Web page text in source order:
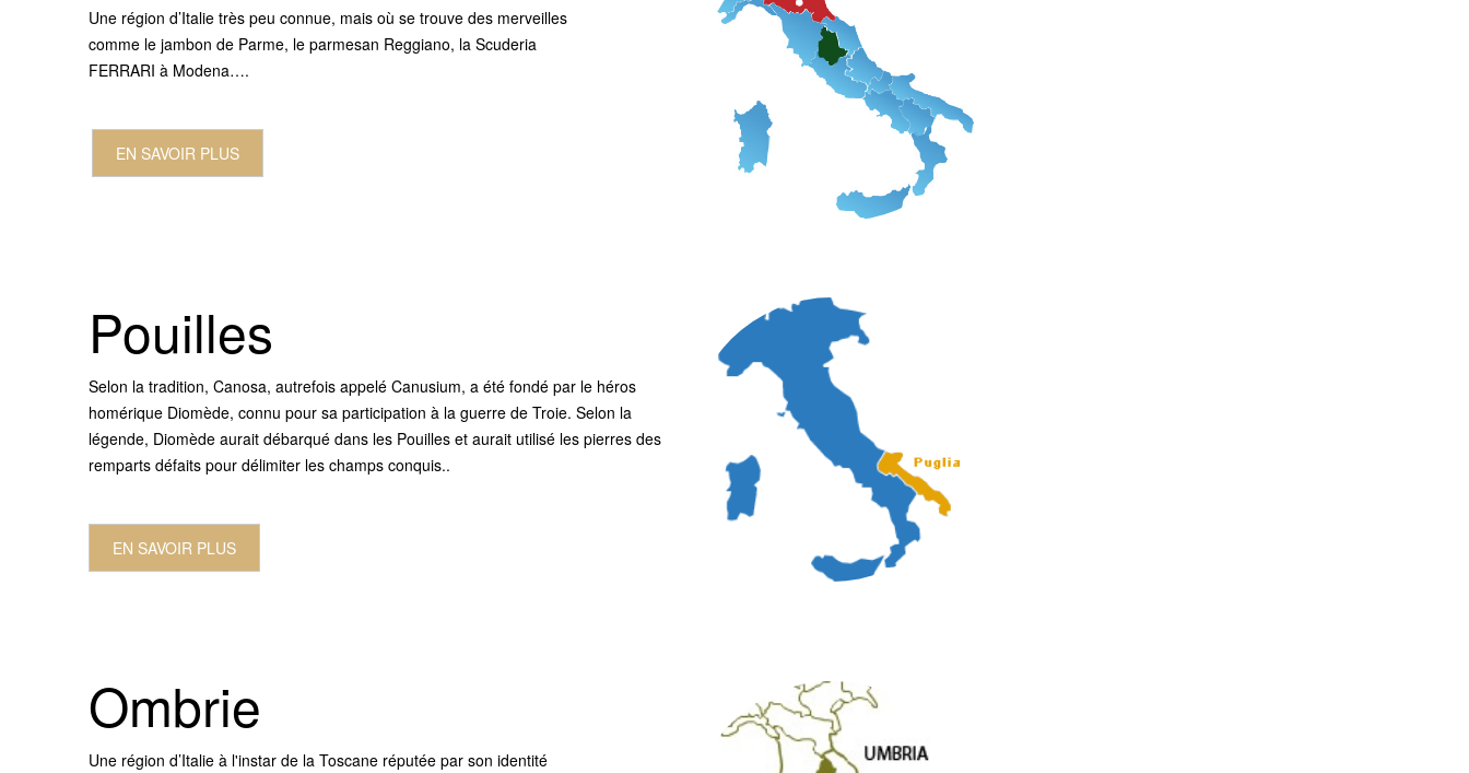
Une région d’Italie très peu connue, mais où se trouve des merveilles
comme le jambon de Parme, le parmesan Reggiano, la Scuderia
FERRARI à Modena….
EN SAVOIR PLUS
Pouilles
Selon la tradition, Canosa, autrefois appelé Canusium, a été fondé par le héros
homérique Diomède, connu pour sa participation à la guerre de Troie. Selon la
légende, Diomède aurait débarqué dans les Pouilles et aurait utilisé les pierres des
remparts défaits pour délimiter les champs conquis..
EN SAVOIR PLUS
Ombrie
Une région d’Italie à l'instar de la Toscane réputée par son identité